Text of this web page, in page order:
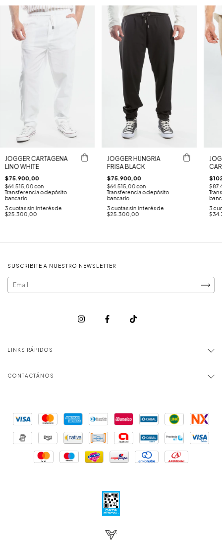
JOGGER CARTAGENA
LINO WHITE
$75.900,00
$64.515,00con
Transferencia o depósito
bancario
3 cuotas sin interés de
$25.300,00
JOGGER HUNGRIA
FRISA BLACK
$75.900,00
$64.515,00con
Transferencia o depósito
bancario
3 cuotas sin interés de
$25.300,00
3
SUSCRIBITE A NUESTRO NEWSLETTER
LINKS RÁPIDOS
CONTACTÁNOS